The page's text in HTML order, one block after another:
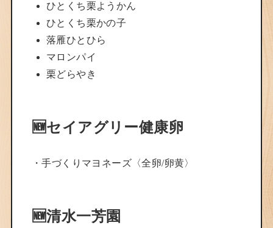
ひとくち栗ようかん
ひとくち栗かの子
落雁ひとひら
マロンパイ
栗どらやき
🆕セイアグリー健康卵
・手づくりマヨネーズ〈全卵/卵黄〉
🆕清水一芳園